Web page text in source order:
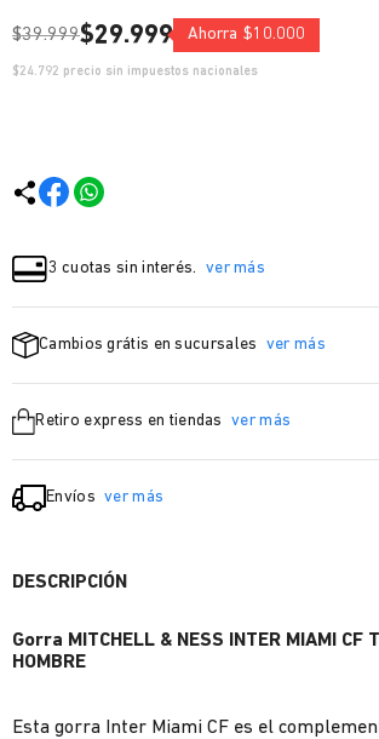
$39.999$29.999 Ahorra $10.000
$24.792 precio sin impuestos nacionales
3 cuotas sin interés. ver más
Cambios grátis en sucursales ver más
Retiro express en tiendas ver más
Envíos ver más
DESCRIPCIÓN
Gorra MITCHELL & NESS INTER MIAMI CF
HOMBRE
Esta gorra Inter Miami CF es el